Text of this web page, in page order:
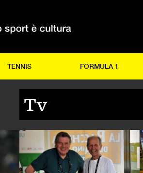
TENNIS FORMULA 1
Tv
CALCIO